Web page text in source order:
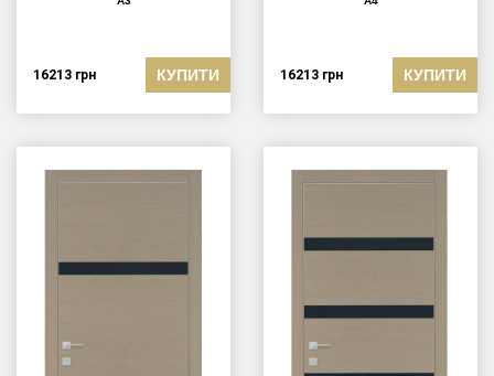
16213 грн КУПИТИ 16213 грн КУПИТИ